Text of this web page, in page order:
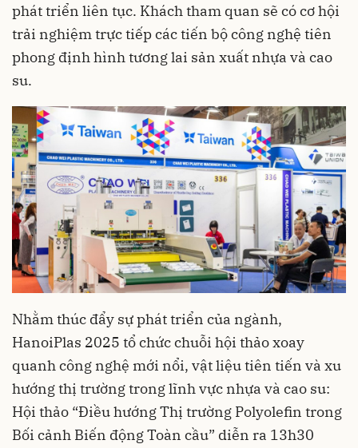
phát triển liên tục. Khách tham quan sẽ có cơ hội
trải nghiệm trực tiếp các tiến bộ công nghệ tiên
phong định hình tương lai sản xuất nhựa và cao
su.
Nhằm thúc đẩy sự phát triển của ngành,
HanoiPlas 2025 tổ chức chuỗi hội thảo xoay
quanh công nghệ mới nổi, vật liệu tiên tiến và xu
hướng thị trường trong lĩnh vực nhựa và cao su:
Hội thảo “Điều hướng Thị trường Polyolefin trong
Bối cảnh Biến động Toàn cầu” diễn ra 13h30